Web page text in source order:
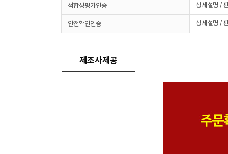
적합성평가인증 상세설명 /
안전확인인증 상세설명 /
제조사제공